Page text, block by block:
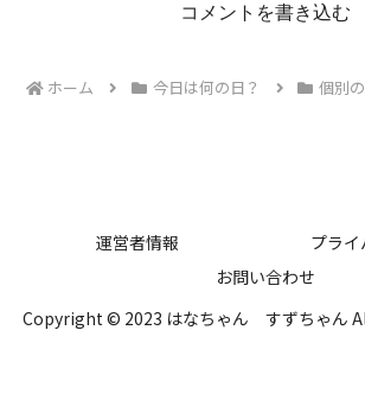
コメントを書き込む
ホーム 今日は何の日？ 個別
運営者情報
プラ
お問い合わせ
Copyright © 2023 はなちゃん すずちゃん